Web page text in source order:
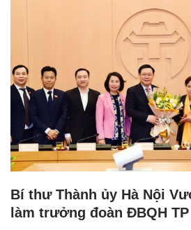
Bí thư Thành ủy Hà Nội
làm trưởng đoàn ĐBQH TP